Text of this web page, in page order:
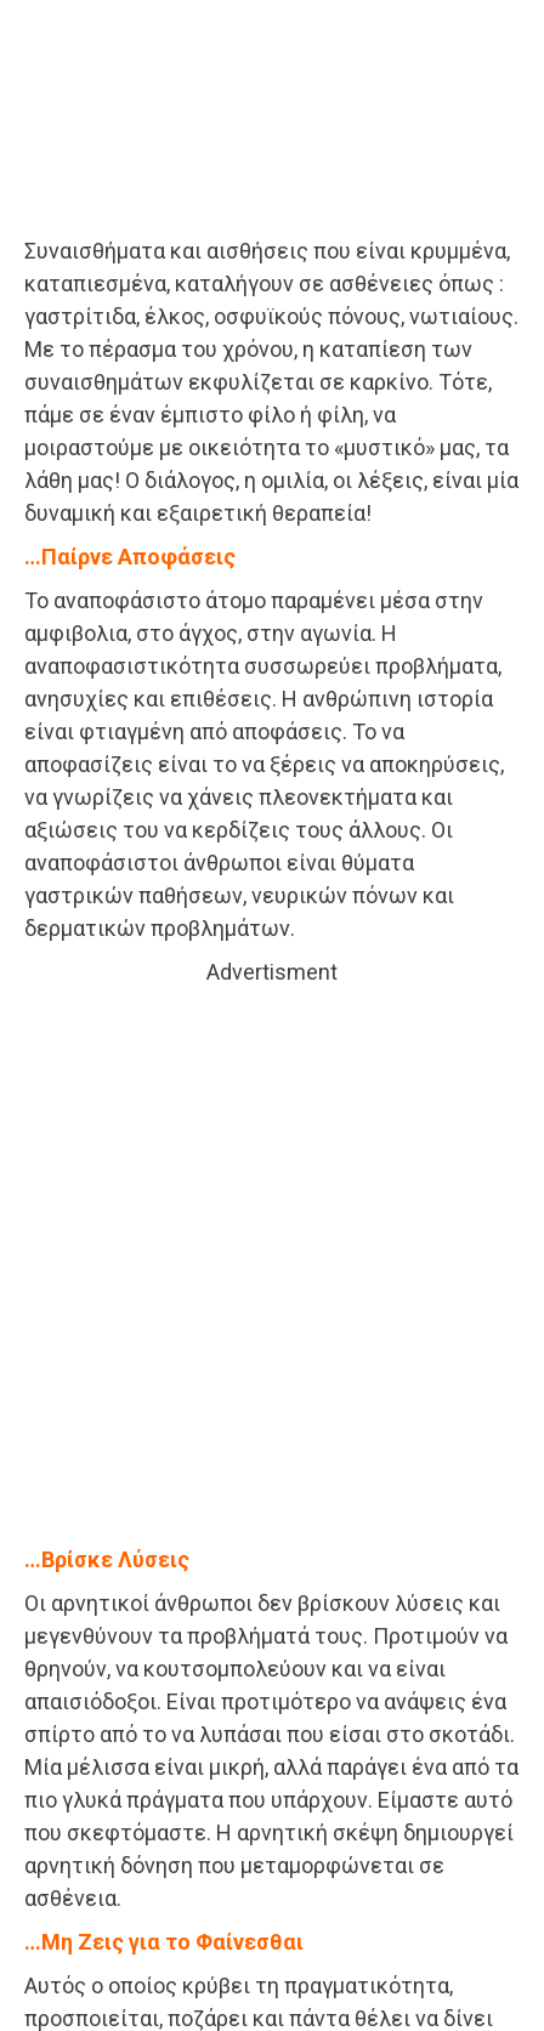
Συναισθήματα και αισθήσεις που είναι κρυμμένα,
καταπιεσμένα, καταλήγουν σε ασθένειες όπως :
γαστρίτιδα, έλκος, οσφυϊκούς πόνους, νωτιαίους.
Με το πέρασμα του χρόνου, η καταπίεση των
συναισθημάτων εκφυλίζεται σε καρκίνο. Τότε,
πάμε σε έναν έμπιστο φίλο ή φίλη, να
μοιραστούμε με οικειότητα το «μυστικό» μας, τα
λάθη μας! Ο διάλογος, η ομιλία, οι λέξεις, είναι μία
δυναμική και εξαιρετική θεραπεία!
…Παίρνε Αποφάσεις
Το αναποφάσιστο άτομο παραμένει μέσα στην
αμφιβολια, στο άγχος, στην αγωνία. Η
αναποφασιστικότητα συσσωρεύει προβλήματα,
ανησυχίες και επιθέσεις. Η ανθρώπινη ιστορία
είναι φτιαγμένη από αποφάσεις. Το να
αποφασίζεις είναι το να ξέρεις να αποκηρύσεις,
να γνωρίζεις να χάνεις πλεονεκτήματα και
αξιώσεις του να κερδίζεις τους άλλους. Οι
αναποφάσιστοι άνθρωποι είναι θύματα
γαστρικών παθήσεων, νευρικών πόνων και
δερματικών προβλημάτων.
Advertisment
…Βρίσκε Λύσεις
Οι αρνητικοί άνθρωποι δεν βρίσκουν λύσεις και
μεγενθύνουν τα προβλήματά τους. Προτιμούν να
θρηνούν, να κουτσομπολεύουν και να είναι
απαισιόδοξοι. Είναι προτιμότερο να ανάψεις ένα
σπίρτο από το να λυπάσαι που είσαι στο σκοτάδι.
Μία μέλισσα είναι μικρή, αλλά παράγει ένα από τα
πιο γλυκά πράγματα που υπάρχουν. Είμαστε αυτό
που σκεφτόμαστε. Η αρνητική σκέψη δημιουργεί
αρνητική δόνηση που μεταμορφώνεται σε
ασθένεια.
…Μη Ζεις για το Φαίνεσθαι
Αυτός ο οποίος κρύβει τη πραγματικότητα,
προσποιείται, ποζάρει και πάντα θέλει να δίνει